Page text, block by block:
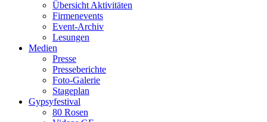
Übersicht Aktivitäten
Firmenevents
Event-Archiv
Lesungen
Medien
Presse
Presseberichte
Foto-Galerie
Stageplan
Gypsyfestival
80 Rosen